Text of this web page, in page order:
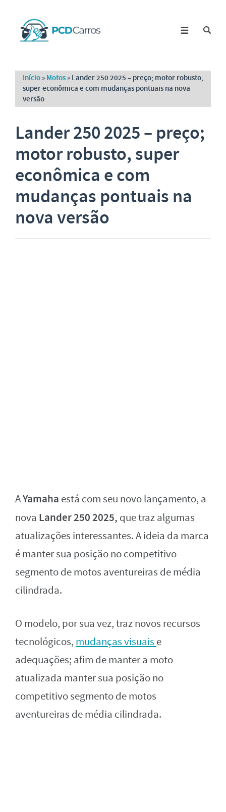
Início » Motos » Lander 250 2025 – preço; motor robusto,
super econômica e com mudanças pontuais na nova
versão
Lander 250 2025 – preço;
motor robusto, super
econômica e com
mudanças pontuais na
nova versão
AYamaha está com seu novo lançamento, a
nova Lander 250 2025, que traz algumas
atualizações interessantes. A ideia da marca
é manter sua posição no competitivo
segmento de motos aventureiras de média
cilindrada.
O modelo, por sua vez, traz novos recursos
tecnológicos, mudanças visuais e
adequações; afim de manter a moto
atualizada manter sua posição no
competitivo segmento de motos
aventureiras de média cilindrada.